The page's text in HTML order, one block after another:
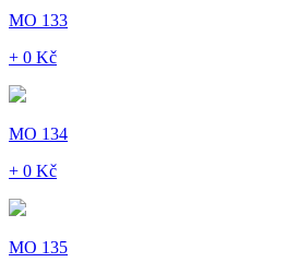
MO 133
+ 0 Kč
MO 134
+ 0 Kč
MO 135